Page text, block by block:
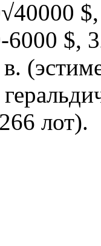
6000 $,
лот).